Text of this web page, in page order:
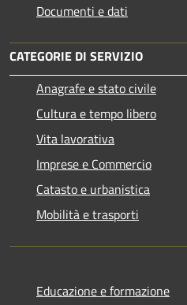
Documenti e dati
CATEGORIE DI SERVIZIO
Anagrafe e stato civile
Cultura e tempo libero
Vita lavorativa
Imprese e Commercio
Catasto e urbanistica
Mobilità e trasporti
Educazione e formazione